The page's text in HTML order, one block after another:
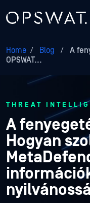
Home / Blog /
A
OPSWAT...
THREAT
A
Hogyan